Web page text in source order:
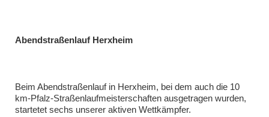
Abendstraßenlauf Herxheim
Beim Abendstraßenlauf in Herxheim, bei dem auch die 10
km-Pfalz-Straßenlaufmeisterschaften ausgetragen wurden,
startetet sechs unserer aktiven Wettkämpfer.